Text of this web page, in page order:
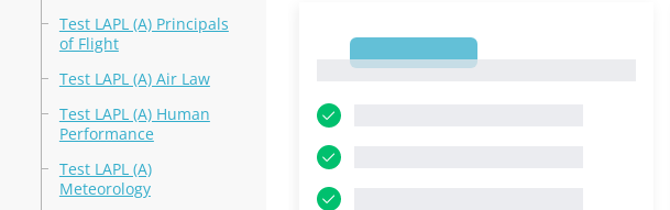
Test LAPL (A) Principals
of Flight
Test LAPL (A) Air Law
Test LAPL (A) Human
Performance
Test LAPL (A)
Meteorology